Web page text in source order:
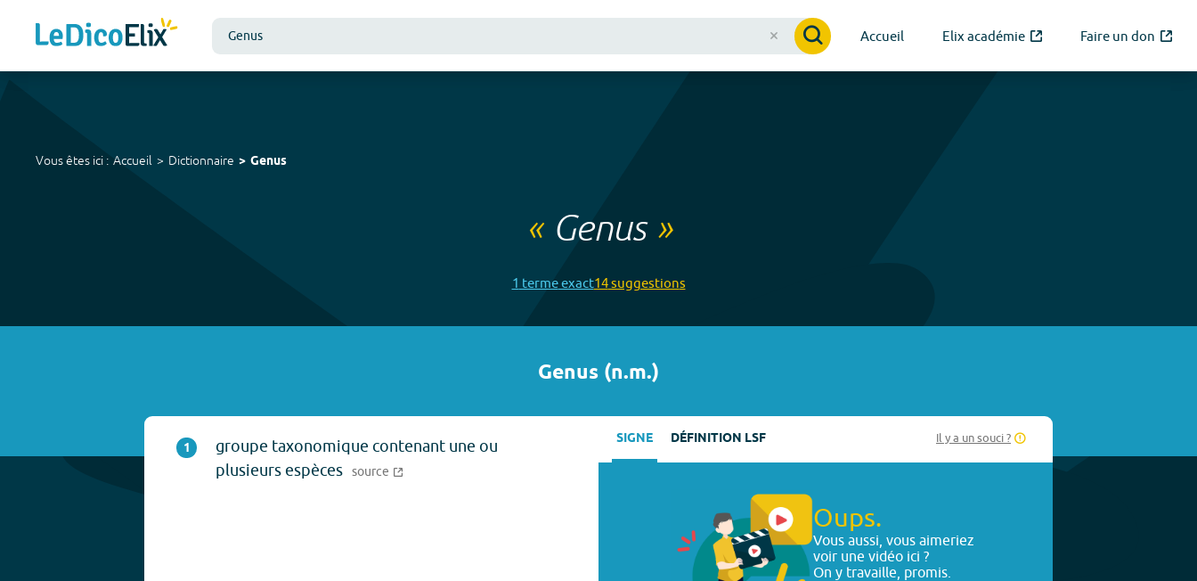
Accueil Elix académie Faire un don
Vous êtes ici : Accueil Dictionnaire Genus
« Genus»
1 termeexact14suggestions
Genus (n.m.)
1
groupe taxonomique contenant une ou
plusieurs espèces source
SIGNE DÉFINITION LSF Il y a un souci ?
Oups.
Vous aussi, vous aimeriez
voir une vidéo ici ?
On y travaille, promis.